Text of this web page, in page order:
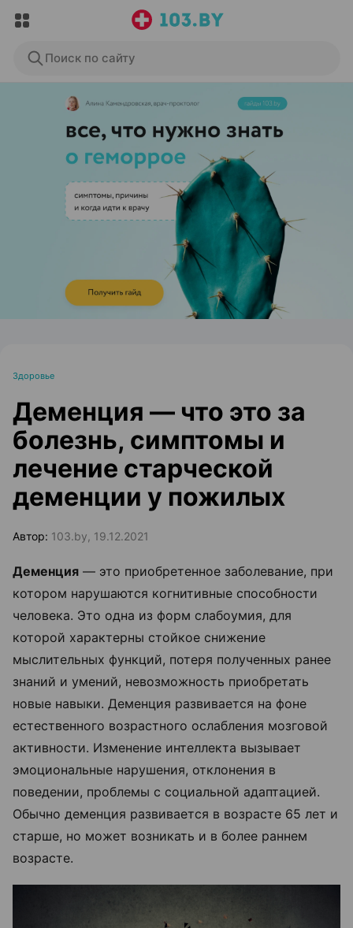
Поиск по сайту
ЭФФЕКТИВНАЯ РЕКЛАМА НА САЙТЕ
Здоровье
Деменция — что это за
болезнь, симптомы и
лечение старческой
деменции у пожилых
Автор: 103.by, 19.12.2021
Деменция — это приобретенное заболевание, при
котором нарушаются когнитивные способности
человека. Это одна из форм слабоумия, для
которой характерны стойкое снижение
мыслительных функций, потеря полученных ранее
знаний и умений, невозможность приобретать
новые навыки. Деменция развивается на фоне
естественного возрастного ослабления мозговой
активности. Изменение интеллекта вызывает
эмоциональные нарушения, отклонения в
поведении, проблемы с социальной адаптацией.
Обычно деменция развивается в возрасте 65 лет и
старше, но может возникать и в более раннем
возрасте.